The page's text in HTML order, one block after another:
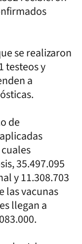
se realizaron
testeos y
a
de
35.497.095
y 11.308.703
las vacunas
llegan a